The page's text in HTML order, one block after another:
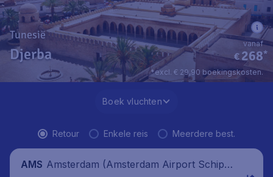
Tunesië
Djerba € 268*
vanaf
*excl. € 29,90 boekingskosten.
Boek vluchten
Retour Enkele reis Meerdere best.
AMS Amsterdam (Amsterdam Airport Schipho